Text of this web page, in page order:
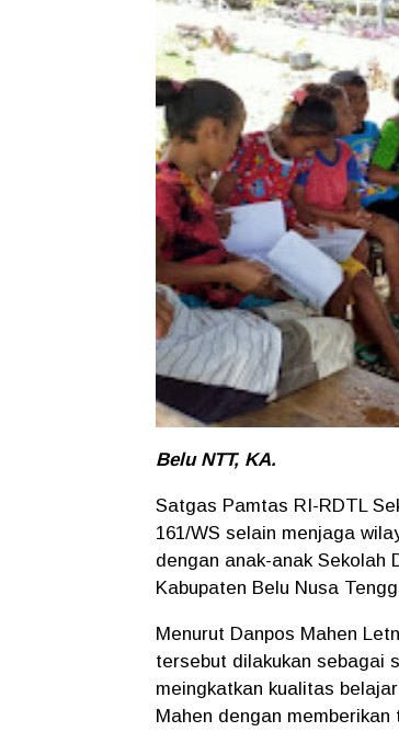
Belu NTT, KA.
Satgas Pamtas RI-RDTL
161/WS selain menjaga
dengan anak-anak Sekolah
Kabupaten Belu Nusa
Menurut Danpos Mahen
tersebut dilakukan sebagai
meingkatkan kualitas
Mahen dengan